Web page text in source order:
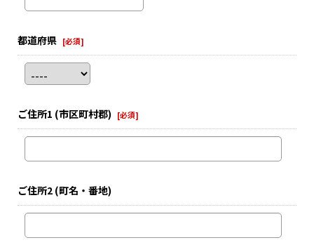
都道府県 [必須]
ご住所1 (市区町村郡) [必須]
ご住所2 (町名・番地)